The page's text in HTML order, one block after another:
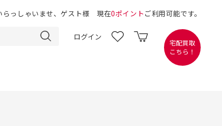
らっしゃいませ、ゲスト様 現在0ポイント ご利用可能です。
ログイン
宅配買取
こちら！